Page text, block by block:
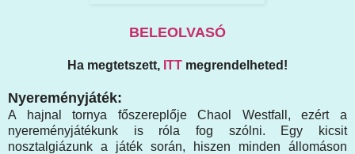
BELEOLVASÓ
Ha megtetszett, ITT megrendelheted!
Nyereményjáték:
A hajnal tornya főszereplője Chaol Westfall, ezért a
nyereményjátékunk is róla fog szólni. Egy kicsit
nosztalgiázunk a játék során, hiszen minden állomáson